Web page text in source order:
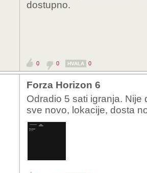
dostupno.
0 0 HVALA 0
Forza Horizon 6
Odradio 5 sati igranja.
sve novo, lokacije, dosta